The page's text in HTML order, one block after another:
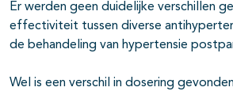
Er werden geen duidelijke verschillen
effectiviteit tussen diverse
de behandeling van hypertensie
Wel is een verschil in dosering